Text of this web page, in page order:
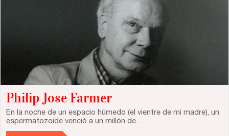
Zaragoza
Santander
Gijón
Curso integral de narrativa
Máster de creación poética
fuentetaja
Quiénes somos
Nuestra filosofía
Philip Jose Farmer
En la noche de un espacio húmedo (el vientre de mi madre), un
espermatozoide venció a un millón de…